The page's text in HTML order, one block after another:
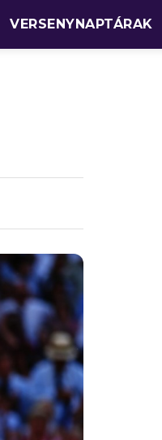
VERSENYNAPTÁRAK